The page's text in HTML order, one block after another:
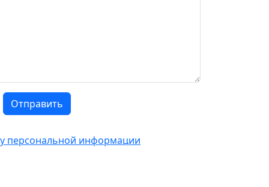
Отправить
персональной информации